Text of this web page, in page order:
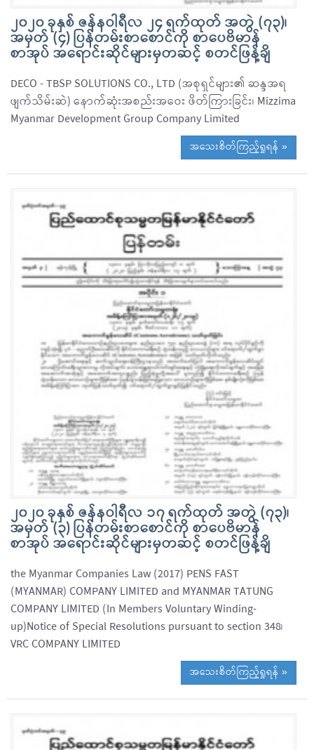
၂၀၂၀ ခုနှစ် ဇန်နဝါရီလ ၂၄ ရက်ထုတ် အတွဲ (၇၃)၊
အမှတ် (၄) ပြန်တမ်းစာစောင်ကို စာပေဗိမာန်
စာအုပ် အရောင်းဆိုင်များမှတဆင့် စတင်ဖြန့်ချိ
DECO - TBSP SOLUTIONS CO., LTD (အစုရှင်များ၏ ဆန္ဒအရ
ဖျက်သိမ်းဆဲ) နောက်ဆုံးအစည်းအဝေး ဖိတ်ကြားခြင်း၊ Mizzima
Myanmar Development Group Company Limited
အသေးစိတ်ကြည့်ရှုရန် »
၂၀၂၀ ခုနှစ် ဇန်နဝါရီလ ၁၇ ရက်ထုတ် အတွဲ (၇၃)၊
အမှတ် (၃) ပြန်တမ်းစာစောင်ကို စာပေဗိမာန်
စာအုပ် အရောင်းဆိုင်များမှတဆင့် စတင်ဖြန့်ချိ
the Myanmar Companies Law (2017) PENS FAST
(MYANMAR) COMPANY LIMITED and MYANMAR TATUNG
COMPANY LIMITED (In Members Voluntary Winding-
up)Notice of Special Resolutions pursuant to section 348၊
VRC COMPANY LIMITED
အသေးစိတ်ကြည့်ရှုရန် »